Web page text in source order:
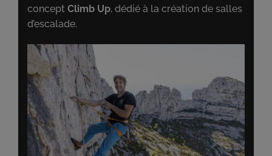
concept Climb Up, dédié à la création de salles
d’escalade.